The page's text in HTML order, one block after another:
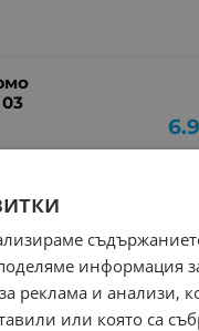
информация
реклама и анализи,
или която са